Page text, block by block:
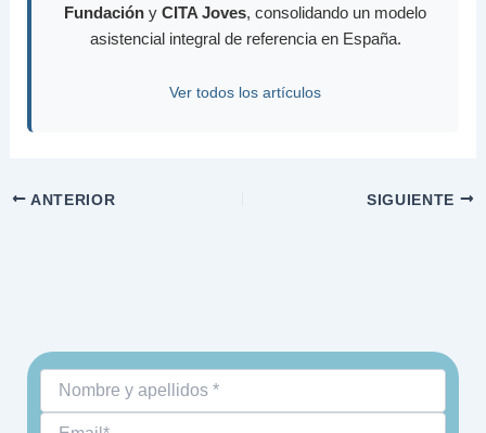
Fundación y CITA Joves, consolidando un modelo
asistencial integral de referencia en España.
Ver todos los artículos
ANTERIOR SIGUIENTE